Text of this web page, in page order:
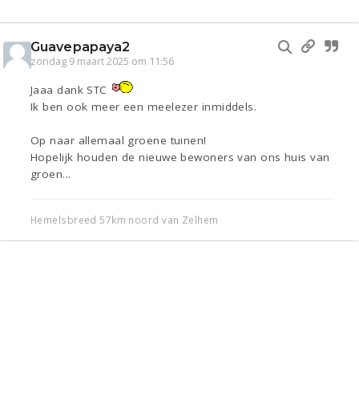
Guavepapaya2
zondag 9 maart 2025 om 11:56
Jaaa dank STC
Ik ben ook meer een meelezer inmiddels.
Op naar allemaal groene tuinen!
Hopelijk houden de nieuwe bewoners van ons huis van
groen...
Hemelsbreed 57km noord van Zelhem